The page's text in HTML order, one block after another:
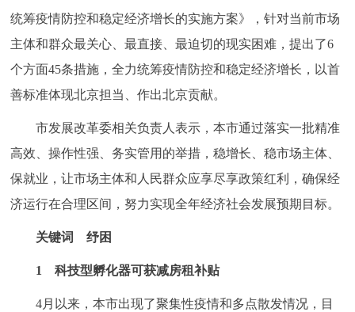
个人服务 法人服务 部门服务
便民服务 利企服务
中介服务 阳光政务
政民互动
参与调查 在线访谈
走进北京
统筹疫情防控和稳定经济增长的实施方案》，针对当前市场
主体和群众最关心、最直接、最迫切的现实困难，提出了6
个方面45条措施，全力统筹疫情防控和稳定经济增长，以首
善标准体现北京担当、作出北京贡献。
市发展改革委相关负责人表示，本市通过落实一批精准
高效、操作性强、务实管用的举措，稳增长、稳市场主体、
保就业，让市场主体和人民群众应享尽享政策红利，确保经
济运行在合理区间，努力实现全年经济社会发展预期目标。
关键词 纾困
1 科技型孵化器可获减房租补贴
4月以来，本市出现了聚集性疫情和多点散发情况，目